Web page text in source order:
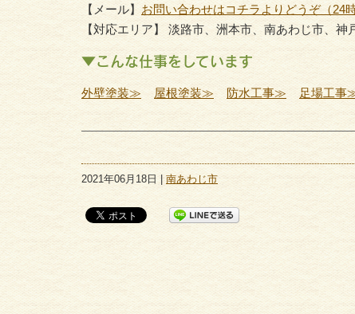
【メール】 お問い合わせはコチラよりどうぞ（24
【対応エリア】 淡路市、洲本市、南あわじ市、神
▼こんな仕事をしています
外壁塗装≫ 屋根塗装≫ 防水工事≫ 足場工事
2021年06月18日 | 南あわじ市